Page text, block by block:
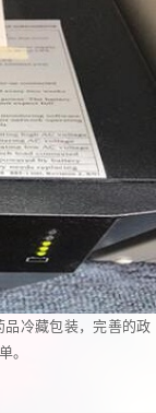
冷藏包装，完善的政
。